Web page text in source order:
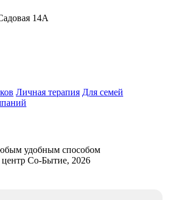
14А
Личная терапия Для семей
удобным способом
Со-Бытие, 2026